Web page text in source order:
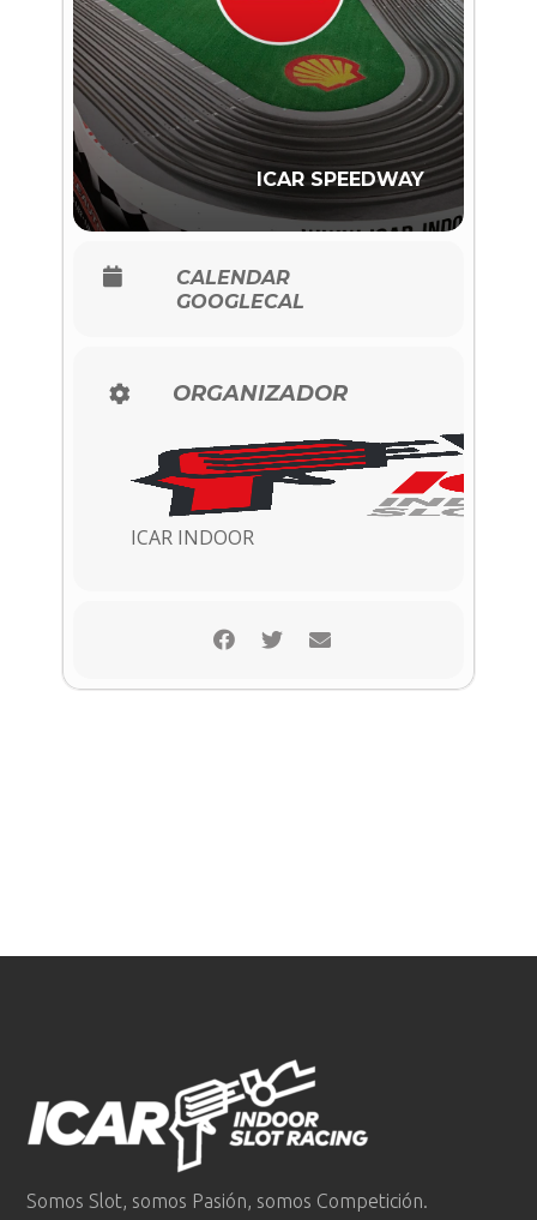
ICAR SPEEDWAY
CALENDAR
GOOGLECAL
ORGANIZADOR
ICAR INDOOR
Somos Slot, somos Pasión, somos Competición.